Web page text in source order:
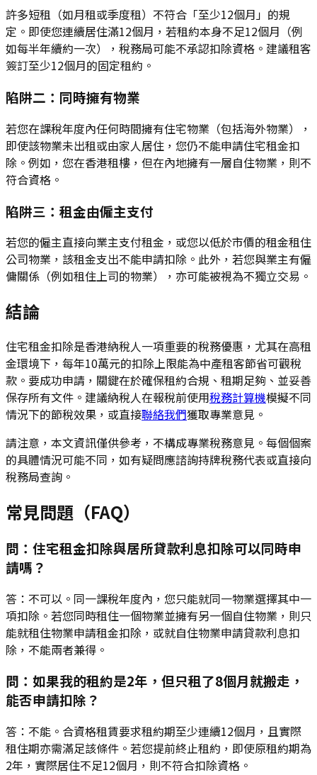
許多短租（如月租或季度租）不符合「至少12個月」的規
定。即使您連續居住滿12個月，若租約本身不足12個月（例
如每半年續約一次），稅務局可能不承認扣除資格。建議租客
簽訂至少12個月的固定租約。
陷阱二：同時擁有物業
若您在課稅年度內任何時間擁有住宅物業（包括海外物業），
即使該物業未出租或由家人居住，您仍不能申請住宅租金扣
除。例如，您在香港租樓，但在內地擁有一層自住物業，則不
符合資格。
陷阱三：租金由僱主支付
若您的僱主直接向業主支付租金，或您以低於市價的租金租住
公司物業，該租金支出不能申請扣除。此外，若您與業主有僱
傭關係（例如租住上司的物業），亦可能被視為不獨立交易。
結論
住宅租金扣除是香港納稅人一項重要的稅務優惠，尤其在高租
金環境下，每年10萬元的扣除上限能為中產租客節省可觀稅
款。要成功申請，關鍵在於確保租約合規、租期足夠、並妥善
保存所有文件。建議納稅人在報稅前使用稅務計算機模擬不同
情況下的節稅效果，或直接聯絡我們獲取專業意見。
請注意，本文資訊僅供參考，不構成專業稅務意見。每個個案
的具體情況可能不同，如有疑問應諮詢持牌稅務代表或直接向
稅務局查詢。
常見問題（FAQ）
問：住宅租金扣除與居所貸款利息扣除可以同時申
請嗎？
答：不可以。同一課稅年度內，您只能就同一物業選擇其中一
項扣除。若您同時租住一個物業並擁有另一個自住物業，則只
能就租住物業申請租金扣除，或就自住物業申請貸款利息扣
除，不能兩者兼得。
問：如果我的租約是2年，但只租了8個月就搬走，
能否申請扣除？
答：不能。合資格租賃要求租約期至少連續12個月，且實際
租住期亦需滿足該條件。若您提前終止租約，即使原租約期為
2年，實際居住不足12個月，則不符合扣除資格。